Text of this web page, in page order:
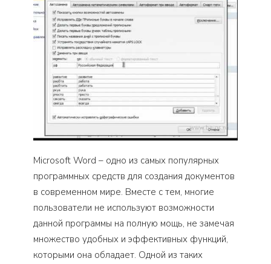
Microsoft Word – одно из самых популярных
программных средств для создания документов
в современном мире. Вместе с тем, многие
пользователи не используют возможности
данной программы на полную мощь, не замечая
множество удобных и эффективных функций,
которыми она обладает. Одной из таких